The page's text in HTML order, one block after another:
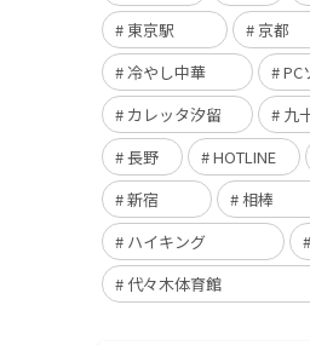
東京駅
京都
冷やし中華
PC
カレッタ汐留
九
長野
HOTLINE
新宿
相棒
ハイキング
代々木体育館